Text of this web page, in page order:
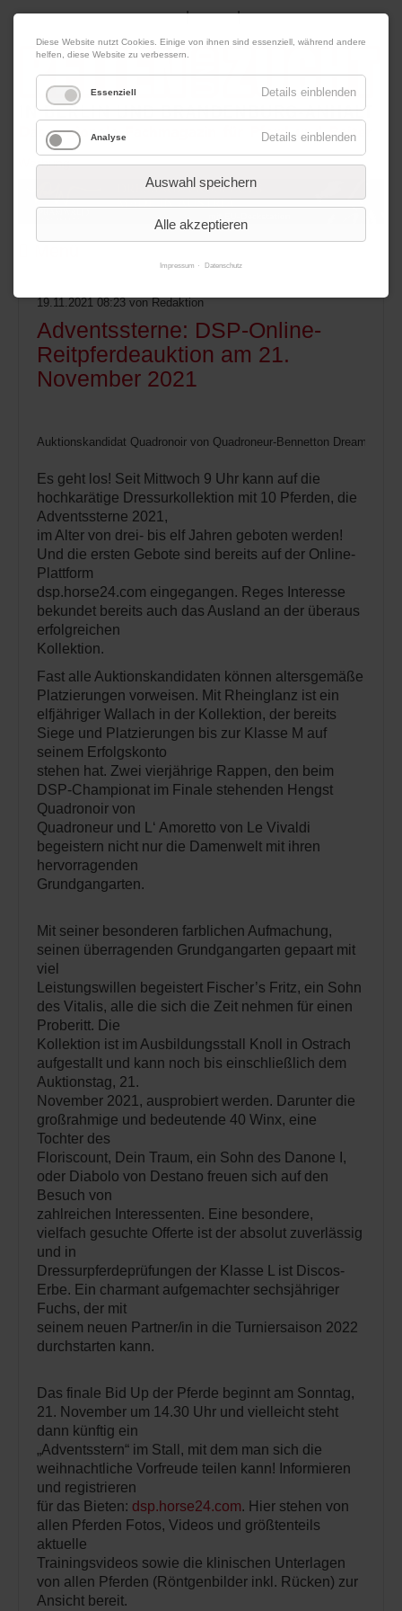
07. August 2026 Impressum|Kontakt|Datenschutz
Werbung
19.11.2021 08:23 von Redaktion
Adventssterne: DSP-Online-
Reitpferdeauktion am 21.
November 2021
Auktionskandidat Quadronoir von Quadroneur-Bennetton Dream
Es geht los! Seit Mittwoch 9 Uhr kann auf die
hochkarätige Dressurkollektion mit 10 Pferden, die
Adventssterne 2021,
im Alter von drei- bis elf Jahren geboten werden!
Und die ersten Gebote sind bereits auf der Online-
Plattform
dsp.horse24.com eingegangen. Reges Interesse
bekundet bereits auch das Ausland an der überaus
erfolgreichen
Kollektion.
Fast alle Auktionskandidaten können altersgemäße
Platzierungen vorweisen. Mit Rheinglanz ist ein
elfjähriger Wallach in der Kollektion, der bereits
Siege und Platzierungen bis zur Klasse M auf
seinem Erfolgskonto
stehen hat. Zwei vierjährige Rappen, den beim
DSP-Championat im Finale stehenden Hengst
Quadronoir von
Quadroneur und L‘ Amoretto von Le Vivaldi
begeistern nicht nur die Damenwelt mit ihren
hervorragenden
Grundgangarten.
Mit seiner besonderen farblichen Aufmachung,
seinen überragenden Grundgangarten gepaart mit
viel
Leistungswillen begeistert Fischer’s Fritz, ein Sohn
des Vitalis, alle die sich die Zeit nehmen für einen
Proberitt. Die
Kollektion ist im Ausbildungsstall Knoll in Ostrach
aufgestallt und kann noch bis einschließlich dem
Auktionstag, 21.
November 2021, ausprobiert werden. Darunter die
großrahmige und bedeutende 40 Winx, eine
Tochter des
Floriscount, Dein Traum, ein Sohn des Danone I,
oder Diabolo von Destano freuen sich auf den
Besuch von
zahlreichen Interessenten. Eine besondere,
vielfach gesuchte Offerte ist der absolut zuverlässig
und in
Dressurpferdeprüfungen der Klasse L ist Discos-
Erbe. Ein charmant aufgemachter sechsjähriger
Fuchs, der mit
seinem neuen Partner/in in die Turniersaison 2022
durchstarten kann.
Das finale Bid Up der Pferde beginnt am Sonntag,
21. November um 14.30 Uhr und vielleicht steht
dann künftig ein
„Adventsstern“ im Stall, mit dem man sich die
weihnachtliche Vorfreude teilen kann! Informieren
und registrieren
für das Bieten: dsp.horse24.com. Hier stehen von
allen Pferden Fotos, Videos und größtenteils
aktuelle
Trainingsvideos sowie die klinischen Unterlagen
von allen Pferden (Röntgenbilder inkl. Rücken) zur
Ansicht bereit.
Diese Website nutzt Cookies. Einige von ihnen sind essenziell, während andere
helfen, diese Website zu verbessern.
Essenziell Details einblenden
Analyse Details einblenden
Auswahl speichern
Alle akzeptieren
Impressum Datenschutz